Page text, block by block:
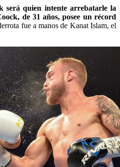
será quien intente arrebatarle la
de 31 años, posee un récord
fue a manos de Kanat Islam, el